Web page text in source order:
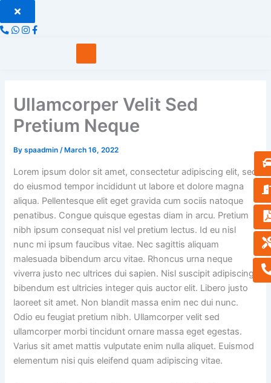
Skip
to
content
Ullamcorper Velit Sed
Pretium Neque
Byspaadmin/ March 16, 2022
Lorem ipsum dolor sit amet, consectetur adipiscing elit, sed
do eiusmod tempor incididunt ut labore et dolore magna
aliqua. Pellentesque elit eget gravida cum sociis natoque
penatibus. Congue quisque egestas diam in arcu. Pretium
nibh ipsum consequat nisl vel pretium lectus. Id eu nisl
nunc mi ipsum faucibus vitae. Nec sagittis aliquam
malesuada bibendum arcu vitae. Rhoncus urna neque
viverra justo nec ultrices dui sapien. Nisl suscipit adipiscing
bibendum est ultricies integer quis auctor elit. Libero justo
laoreet sit amet. Non blandit massa enim nec dui nunc.
Odio eu feugiat pretium nibh. Ullamcorper velit sed
ullamcorper morbi tincidunt ornare massa eget egestas.
Varius sit amet mattis vulputate enim nulla aliquet. Euismod
elementum nisi quis eleifend quam adipiscing vitae.